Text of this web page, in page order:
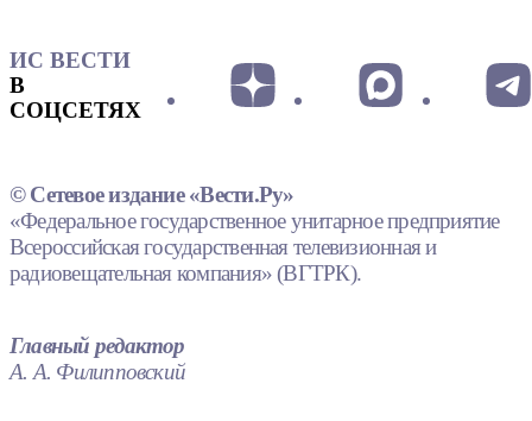
ИС ВЕСТИ
В
СОЦСЕТЯХ
© Сетевое издание «Вести.Ру»
«Федеральное государственное унитарное предприятие
Всероссийская государственная телевизионная и
радиовещательная компания» (ВГТРК).
Главный редактор
А. А. Филипповский